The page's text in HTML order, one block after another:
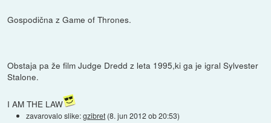
Gospodična z Game of Thrones.
Obstaja pa že film Judge Dredd z leta 1995,ki ga je igral Sylvester
Stalone.
I AM THE LAW
zavarovalo slike:gzibret (8. jun 2012 ob 20:53)